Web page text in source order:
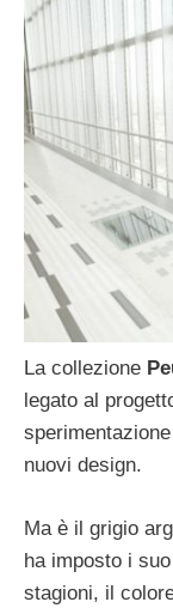
La collezione
legato al
nuovi design.
Ma è il grigio
ha imposto i
stagioni, il